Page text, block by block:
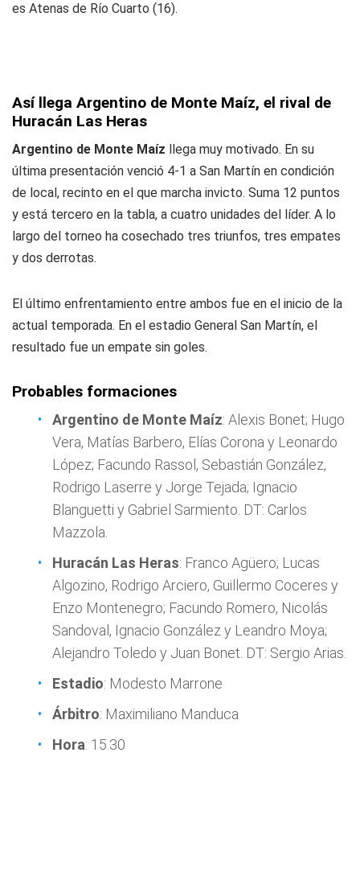
es Atenas de Río Cuarto (16).
Así llega Argentino de Monte Maíz, el rival de
Huracán Las Heras
Argentino de Monte Maíz llega muy motivado. En su
última presentación venció 4-1 a San Martín en condición
de local, recinto en el que marcha invicto. Suma 12 puntos
y está tercero en la tabla, a cuatro unidades del líder. A lo
largo del torneo ha cosechado tres triunfos, tres empates
y dos derrotas.
El último enfrentamiento entre ambos fue en el inicio de la
actual temporada. En el estadio General San Martín, el
resultado fue un empate sin goles.
Probables formaciones
Argentino de Monte Maíz: Alexis Bonet; Hugo
Vera, Matías Barbero, Elías Corona y Leonardo
López; Facundo Rassol, Sebastián González,
Rodrigo Laserre y Jorge Tejada; Ignacio
Blanguetti y Gabriel Sarmiento. DT: Carlos
Mazzola.
Huracán Las Heras: Franco Agüero; Lucas
Algozino, Rodrigo Arciero, Guillermo Coceres y
Enzo Montenegro; Facundo Romero, Nicolás
Sandoval, Ignacio González y Leandro Moya;
Alejandro Toledo y Juan Bonet. DT: Sergio Arias.
Estadio: Modesto Marrone
Árbitro: Maximiliano Manduca
Hora: 15.30